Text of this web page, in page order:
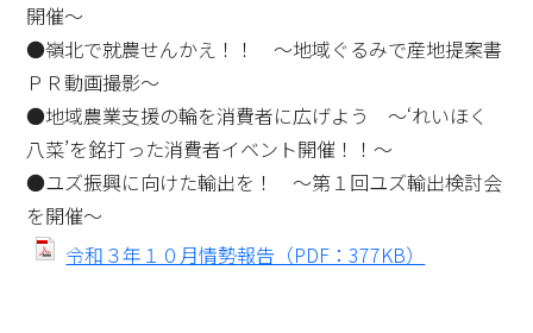
開催～
●嶺北で就農せんかえ！！ ～地域ぐるみで産地提案書
ＰＲ動画撮影～
●地域農業支援の輪を消費者に広げよう ～‘れいほく
八菜’を銘打った消費者イベント開催！！～
●ユズ振興に向けた輸出を！ ～第１回ユズ輸出検討会
を開催～
令和３年１０月情勢報告（PDF：377KB）